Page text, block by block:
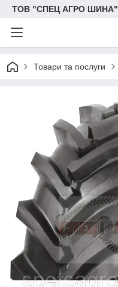
ТОВ "СПЕЦ АГРО ШИНА"
Товари та послуги